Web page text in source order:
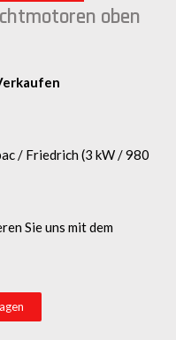
oben
/ Friedrich (3 kW / 980
Sie uns mit dem